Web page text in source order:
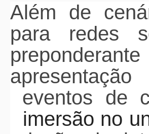
Além de
para redes
eventos de
imersão no